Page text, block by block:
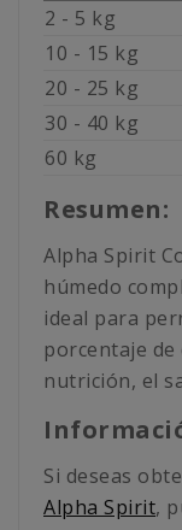
2 - 5 kg
10 - 15 kg
20 - 25 kg
30 - 40 kg
60 kg
Resumen:
Alpha Spirit
húmedo
ideal para
porcentaje
nutrición, el
Si deseas
Alpha Spirit,